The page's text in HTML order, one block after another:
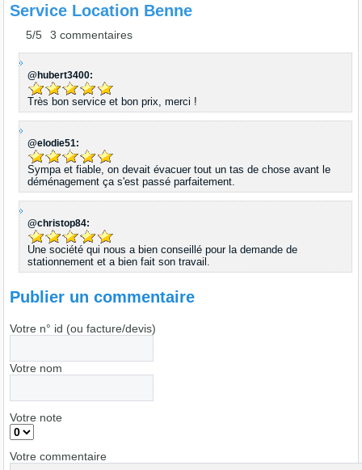
Service Location Benne
3 commentaires
5/5
@hubert3400:
Très bon service et bon prix, merci !
@elodie51:
Sympa et fiable, on devait évacuer tout un tas de chose avant le
déménagement ça s'est passé parfaitement.
@christop84:
Une société qui nous a bien conseillé pour la demande de
stationnement et a bien fait son travail.
Publier un commentaire
Votre n° id (ou facture/devis)
Votre nom
Votre note
Votre commentaire